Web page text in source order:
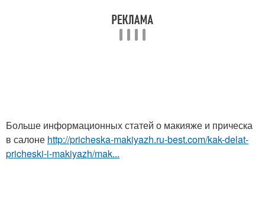
Больше информационных статей о макияже и прическа
в салоне http://pricheska-makiyazh.ru-best.com/kak-delat-
pricheski-i-makiyazh/mak...